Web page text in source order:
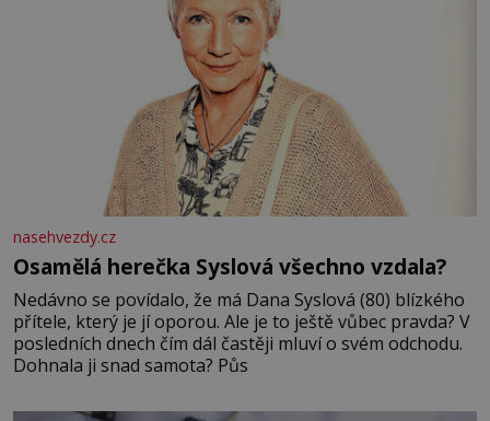
nasehvezdy.cz
Osamělá herečka Syslová všechno vzdala?
Nedávno se povídalo, že má Dana Syslová (80) blízkého
přítele, který je jí oporou. Ale je to ještě vůbec pravda? V
posledních dnech čím dál častěji mluví o svém odchodu.
Dohnala ji snad samota? Půs